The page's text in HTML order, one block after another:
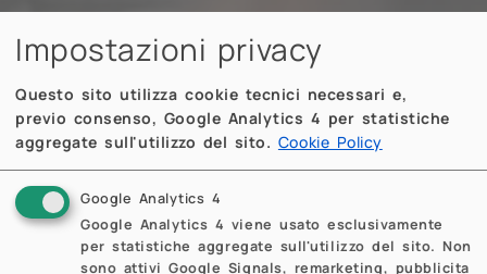
Impostazioni privacy
Questo sito utilizza cookie tecnici necessari e,
previo consenso, Google Analytics 4 per statistiche
aggregate sull'utilizzo del sito. Cookie Policy
Google Analytics 4
Google Analytics 4 viene usato esclusivamente
per statistiche aggregate sull'utilizzo del sito. Non
sono attivi Google Signals, remarketing, pubblicita